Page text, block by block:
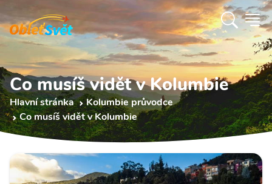
Co musíš vidět v Kolumbie
Hlavní stránka
Kolumbie průvodce
Co musíš vidět v Kolumbie